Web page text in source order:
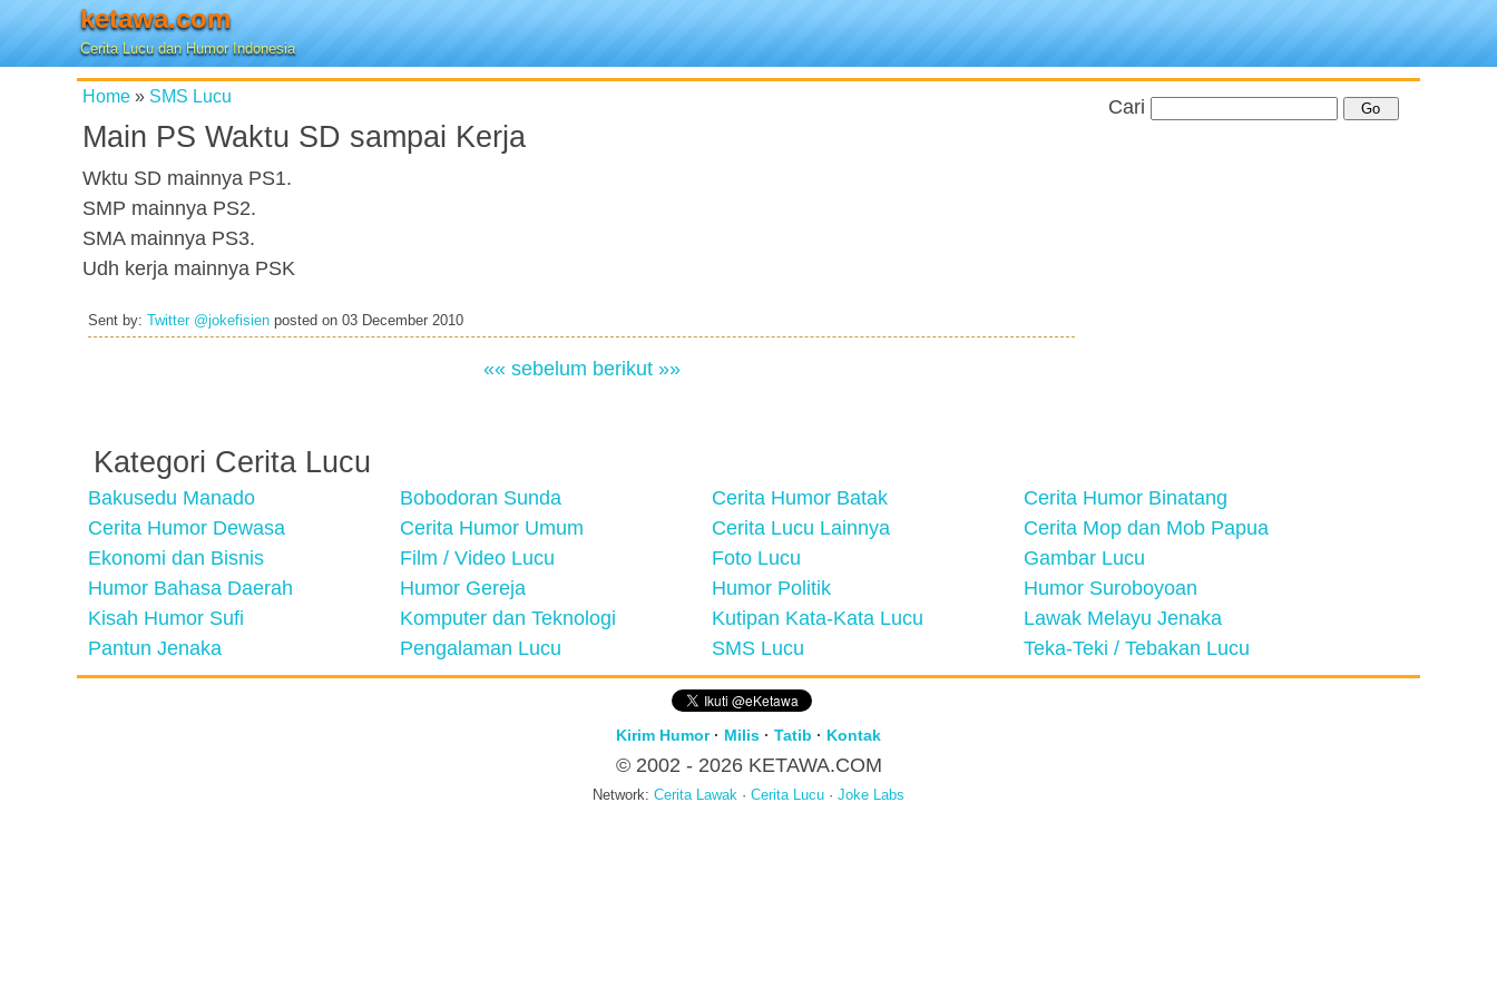
ketawa.com
Cerita Lucu dan Humor Indonesia
Home » SMS Lucu
Main PS Waktu SD sampai Kerja
Wktu SD mainnya PS1.
SMP mainnya PS2.
SMA mainnya PS3.
Udh kerja mainnya PSK
Sent by: Twitter @jokefisien posted on 03 December 2010
«« sebelum berikut »»
Cari
Kategori Cerita Lucu
Bakusedu Manado Bobodoran Sunda Cerita Humor Batak
Cerita Humor Binatang
Cerita Humor Dewasa
Cerita Humor Umum Cerita Lucu Lainnya
Cerita Mop dan Mob Papua
Ekonomi dan Bisnis
Film / Video Lucu Foto Lucu
Gambar Lucu
Humor Bahasa Daerah
Humor Gereja Humor Politik
Humor Suroboyoan
Kisah Humor Sufi
Komputer dan Teknologi Kutipan Kata-Kata Lucu
Lawak Melayu Jenaka
Pantun Jenaka
Pengalaman Lucu SMS Lucu Teka-Teki / Tebakan Lucu
Kirim Humor· Milis · Tatib · Kontak
© 2002 - 2026 KETAWA.COM
Network: Cerita Lawak · Cerita Lucu · Joke Labs